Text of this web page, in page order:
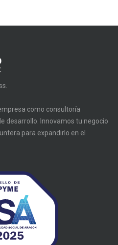
como consultoría
desarrollo. Innovamos tu negocio
para expandirlo en el